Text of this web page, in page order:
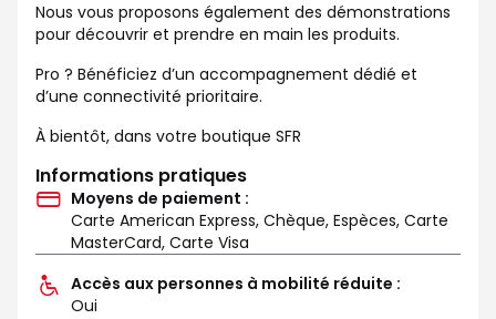
Nous vous proposons également des démonstrations
pour découvrir et prendre en main les produits.
Pro ? Bénéficiez d’un accompagnement dédié et
d’une connectivité prioritaire.
À bientôt, dans votre boutique SFR
Informations pratiques
Moyens de paiement :
Carte American Express, Chèque, Espèces, Carte
MasterCard, Carte Visa
Accès aux personnes à mobilité réduite :
Oui